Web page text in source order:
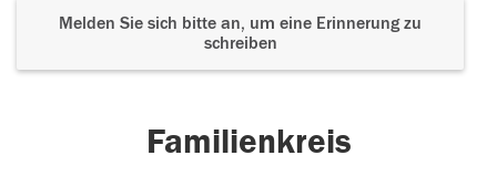
Melden Sie sich bitte an, um eine Erinnerung zu
schreiben
Familienkreis